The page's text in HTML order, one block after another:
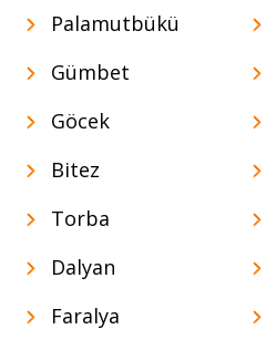
Palamutbükü
Gümbet
Göcek
Bitez
Torba
Dalyan
Faralya